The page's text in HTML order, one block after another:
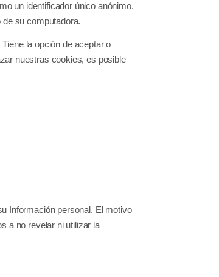
un identificador único anónimo.
su computadora.
la opción de aceptar o
nuestras cookies, es posible
Información personal. El motivo
a no revelar ni utilizar la